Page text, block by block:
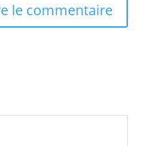
le commentaire